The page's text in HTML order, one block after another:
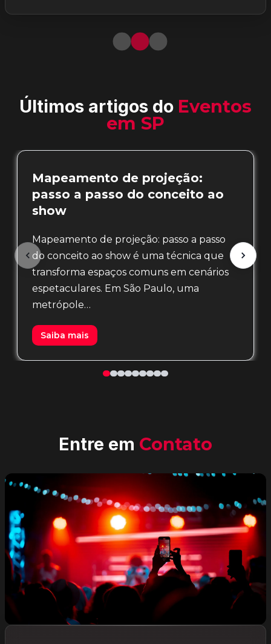
Últimos artigos do Eventos
em SP
Mapeamento de projeção:
passo a passo do conceito ao
show
Mapeamento de projeção: passo a passo
do conceito ao show é uma técnica que
transforma espaços comuns em cenários
espetaculares. Em São Paulo, uma
metrópole…
Saiba mais
Entre em Contato